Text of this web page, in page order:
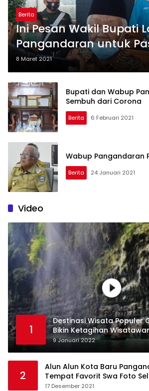
Berita
Ini Pesan Wakil Bupati
Pangandaran untuk
Juara
8 Maret 2021
Bupati dan Wabup
Sembuh dari Corona
Berita 6 Februari 2021
Wabup Pangandaran
Berita 24 Januari 2021
Video
1
Destinasi Wisata Populer
Bikin Ketagihan
9 Januari 2022
2
Alun Alun Kota Baru
Tempat Favorit Swa Foto
17 Desember 2021